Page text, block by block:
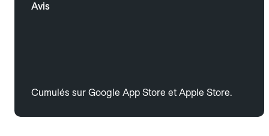
Avis
Cumulés sur Google App Store et Apple Store.